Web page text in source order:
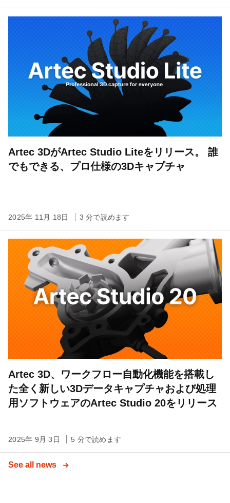
Artec 3DがArtec Studio Liteをリリース。 誰
でもできる、プロ仕様の3Dキャプチャ
2025年 11月 18日 3 分で読めます
Artec 3D、ワークフロー自動化機能を搭載し
た全く新しい3Dデータキャプチャおよび処理
用ソフトウェアのArtec Studio 20をリリース
2025年 9月 3日 5 分で読めます
See all news